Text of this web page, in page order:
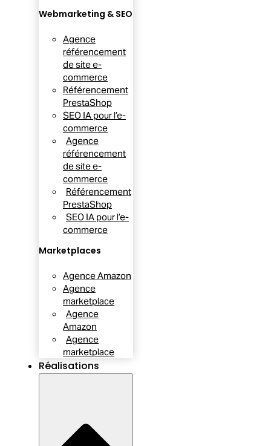
Webmarketing & SEO
Agence
référencement
de site e-
commerce
Référencement
PrestaShop
SEO IA pour l’e-
commerce
Agence
référencement
de site e-
commerce
Référencement
PrestaShop
SEO IA pour l’e-
commerce
Marketplaces
Agence Amazon
Agence
marketplace
Agence
Amazon
Agence
marketplace
Réalisations